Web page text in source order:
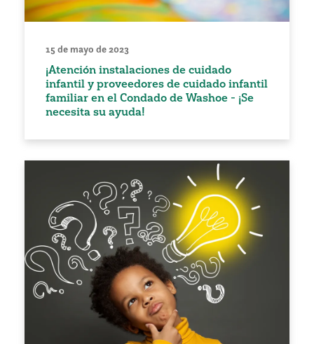
15 de mayo de 2023
¡Atención instalaciones de cuidado
infantil y proveedores de cuidado infantil
familiar en el Condado de Washoe - ¡Se
necesita su ayuda!